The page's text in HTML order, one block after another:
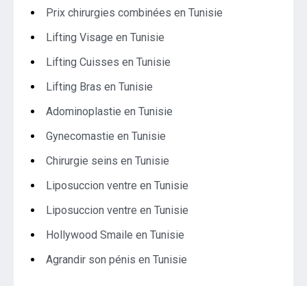
Prix chirurgies combinées en Tunisie
Lifting Visage en Tunisie
Lifting Cuisses en Tunisie
Lifting Bras en Tunisie
Adominoplastie en Tunisie
Gynecomastie en Tunisie
Chirurgie seins en Tunisie
Liposuccion ventre en Tunisie
Liposuccion ventre en Tunisie
Hollywood Smaile en Tunisie
Agrandir son pénis en Tunisie